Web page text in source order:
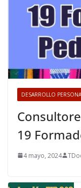
DESARROLLO
19
4 mayo, 2024